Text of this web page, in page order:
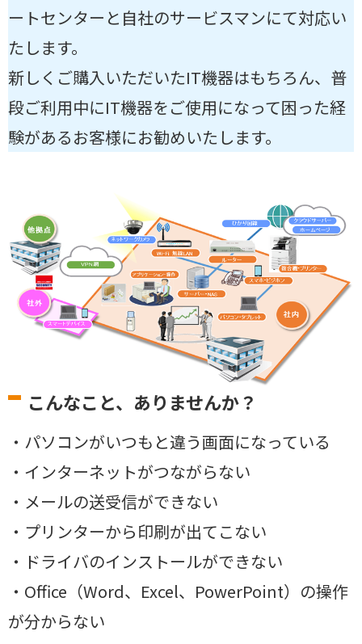
ートセンターと自社のサービスマンにて対応い
たします。
新しくご購入いただいたIT機器はもちろん、普
段ご利用中にIT機器をご使用になって困った経
験があるお客様にお勧めいたします。
こんなこと、ありませんか？
・パソコンがいつもと違う画面になっている
・インターネットがつながらない
・メールの送受信ができない
・プリンターから印刷が出てこない
・ドライバのインストールができない
・Office（Word、Excel、PowerPoint）の操作
が分からない